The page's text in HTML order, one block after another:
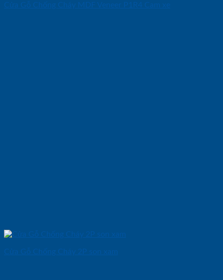
Cửa Gỗ Chống Cháy MDF Veneer P1R4 Cam xe
Cửa Gỗ Chống Cháy 2P son xam